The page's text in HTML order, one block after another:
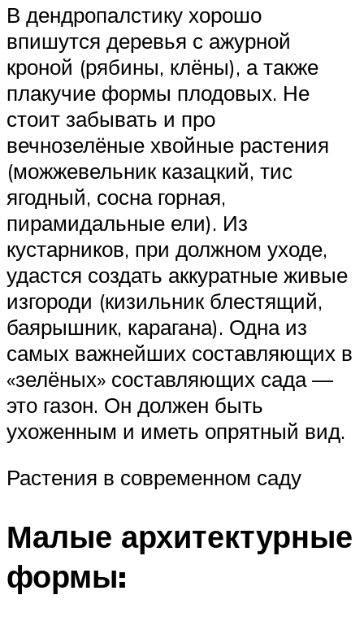
В дендропалстику хорошо
впишутся деревья с ажурной
кроной (рябины, клёны), а также
плакучие формы плодовых. Не
стоит забывать и про
вечнозелёные хвойные растения
(можжевельник казацкий, тис
ягодный, сосна горная,
пирамидальные ели). Из
кустарников, при должном уходе,
удастся создать аккуратные живые
изгороди (кизильник блестящий,
баярышник, карагана). Одна из
самых важнейших составляющих в
«зелёных» составляющих сада —
это газон. Он должен быть
ухоженным и иметь опрятный вид.
Растения в современном саду
Малые архитектурные
формы: